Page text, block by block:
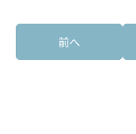
前へ